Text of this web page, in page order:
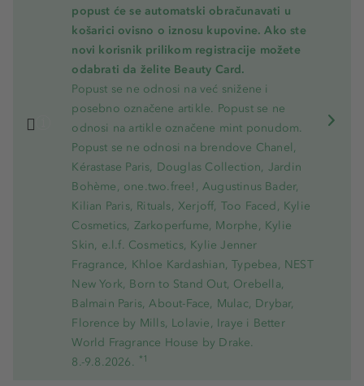
popust će se automatski obračunavati u
košarici ovisno o iznosu kupovine. Ako ste
novi korisnik prilikom registracije možete
odabrati da želite Beauty Card.
Popust se ne odnosi na već snižene i
posebno označene artikle. Popust se ne
odnosi na artikle označene mint ponudom.
Popust se ne odnosi na brendove Chanel,
Kérastase Paris, Douglas Collection, Jardin
Bohème, one.two.free!, Augustinus Bader,
Kilian Paris, Rituals, Xerjoff, Too Faced, Kylie
Cosmetics, Zarkoperfume, Morphe, Kylie
Skin, e.l.f. Cosmetics, Kylie Jenner
Fragrance, Khloe Kardashian, Typebea, NEST
New York, Born to Stand Out, Orebella,
Balmain Paris, About-Face, Mulac, Drybar,
Florence by Mills, Lolavie, Iraye i Better
World Fragrance House by Drake.
8.-9.8.2026. *1